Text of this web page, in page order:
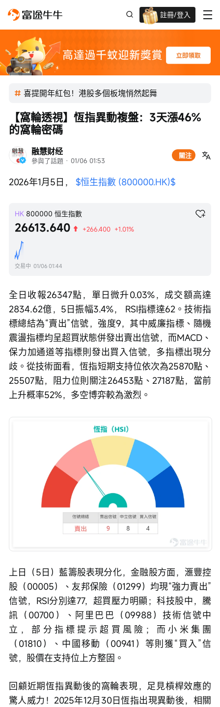
註冊/登入
迎新驚喜賞 股票/BTC等任你揀!
喜提開年紅包！港股多個板塊悄然起舞
融慧财经
參與了話題 · 01/06 01:53
關注
【窩輪透視】恆指異動複盤：3天漲46%
的窩輪密碼
2026年1月5日， $恒生指數 (800000.HK)$
HK 800000 恒生指數
26613.640 +266.400 +1.01%
交易中 01/06 01:44
全日收報26347點，單日微升0.03%，成交額高達
2834.62億，5日振幅3.4%， RSI指標達62。技術指
標總結為“賣出”信號，強度9，其中威廉指標、隨機
震盪指標均呈超買狀態併發出賣出信號，而MACD、
保力加通道等指標則發出買入信號，多指標出現分
歧。從技術面看，恆指短期支持位依次為25870點、
25507點，阻力位則關注26453點、27187點，當前
上升概率52%，多空博弈較為激烈。
上日（5日）藍籌股表現分化，金融股方面，滙豐控
股（00005）、友邦保險（01299）均現“強力賣出”
信號，RSI分別達77，超買壓力明顯；科技股中，騰
訊（00700）、阿里巴巴（09988）技術信號中
立，部分指標提示超買風險；而小米集團
（01810）、中國移動（00941）等則獲“買入”信
號，股價在支持位上方整固。
回顧近期恆指異動後的窩輪表現，足見槓桿效應的
驚人威力！2025年12月30日恆指出現異動後，相關